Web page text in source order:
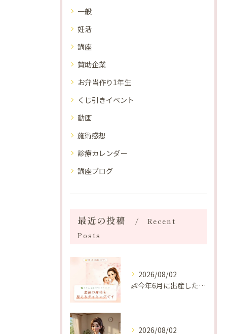
一般
妊活
講座
賛助企業
お弁当作り1年生
くじ引きイベント
動画
施術感想
診療カレンダー
講座ブログ
最近の投稿
Recent
Posts
2026/08/02
👶今年6月に出産したママへ♡
2026/08/02